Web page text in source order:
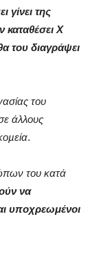
γίνει της
καταθέσει Χ
του διαγράψει
του
άλλους
.
του κατά
να
υποχρεωμένοι